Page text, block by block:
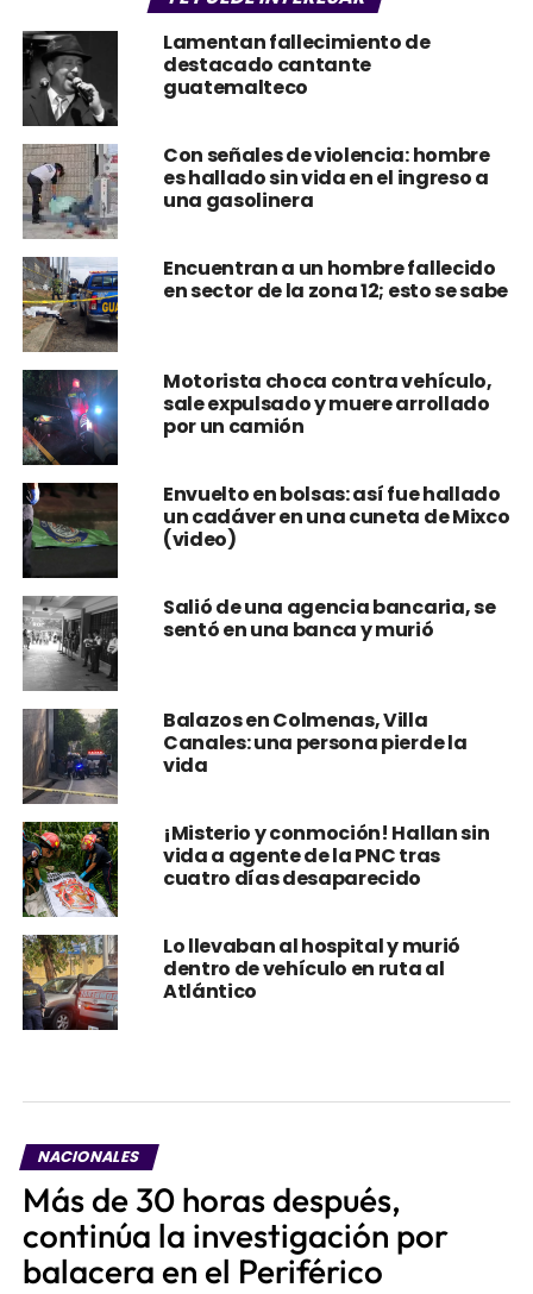
Lamentan fallecimiento de
destacado cantante
guatemalteco
Con señales de violencia: hombre
es hallado sin vida en el ingreso a
una gasolinera
Encuentran a un hombre fallecido
en sector de la zona 12; esto se sabe
Motorista choca contra vehículo,
sale expulsado y muere arrollado
por un camión
Envuelto en bolsas: así fue hallado
un cadáver en una cuneta de Mixco
(video)
Salió de una agencia bancaria, se
sentó en una banca y murió
Balazos en Colmenas, Villa
Canales: una persona pierde la
vida
¡Misterio y conmoción! Hallan sin
vida a agente de la PNC tras
cuatro días desaparecido
Lo llevaban al hospital y murió
dentro de vehículo en ruta al
Atlántico
NACIONALES
Más de 30 horas después,
continúa la investigación por
balacera en el Periférico